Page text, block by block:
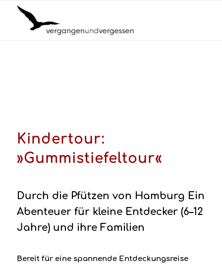
Kindertour:
»Gummistiefeltour«
Durch die Pfützen von Hamburg Ein
Abenteuer für kleine Entdecker (6–12
Jahre) und ihre Familien
Bereit für eine spannende Entdeckungsreise